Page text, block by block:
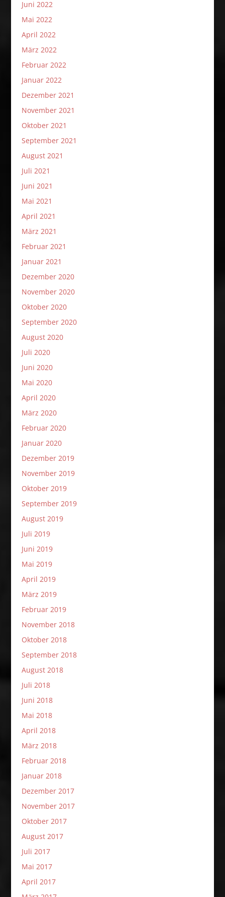
Juni 2022
Mai 2022
April 2022
März 2022
Februar 2022
Januar 2022
Dezember 2021
November 2021
Oktober 2021
September 2021
August 2021
Juli 2021
Juni 2021
Mai 2021
April 2021
März 2021
Februar 2021
Januar 2021
Dezember 2020
November 2020
Oktober 2020
September 2020
August 2020
Juli 2020
Juni 2020
Mai 2020
April 2020
März 2020
Februar 2020
Januar 2020
Dezember 2019
November 2019
Oktober 2019
September 2019
August 2019
Juli 2019
Juni 2019
Mai 2019
April 2019
März 2019
Februar 2019
November 2018
Oktober 2018
September 2018
August 2018
Juli 2018
Juni 2018
Mai 2018
April 2018
März 2018
Februar 2018
Januar 2018
Dezember 2017
November 2017
Oktober 2017
August 2017
Juli 2017
Mai 2017
April 2017